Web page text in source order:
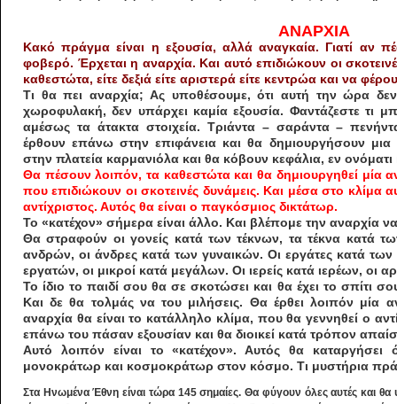
ΑΝΑΡΧΙΑ
Κακό πράγμα είναι η εξουσία, αλλά αναγκαία. Γιατί αν
φοβερό. Έρχεται η αναρχία. Και αυτό επιδιώκουν οι
καθεστώτα, είτε δεξιά είτε αριστερά είτε κεντρώα και να
Τι θα πει αναρχία; Ας υποθέσουμε, ότι αυτή την ώρα
χωροφυλακή, δεν υπάρχει καμία εξουσία. Φαντάζεστε τι
αμέσως τα άτακτα στοιχεία. Τριάντα – σαράντα –
έρθουν επάνω στην επιφάνεια και θα δημιουργήσουν
στην πλατεία καρμανιόλα και θα κόβουν κεφάλια, εν
Θα πέσουνλοιπόν,τα καθεστώτα και θα δημιουργηθεί μία
που επιδιώκουν οι σκοτεινές δυνάμεις. Και μέσα στο κλίμα
αντίχριστος. Αυτός θα είναι ο παγκόσμιος δικτάτωρ.
Το «κατέχον» σήμερα είναι άλλο. Και βλέπομε την αναρχία να
Θα στραφούν οι γονείς κατά των τέκνων, τα τέκνα κατά
ανδρών, οι άνδρες κατά των γυναικών. Οι εργάτες κατά
εργατών, οι μικροί κατά μεγάλων. Οι ιερείς κατά ιερέων, οι
Το ίδιο το παιδί σου θα σε σκοτώσει και θα έχει το σπίτι
Και δε θα τολμάς να του μιλήσεις. Θα έρθει λοιπόν μία
αναρχία θα είναι το κατάλληλο κλίμα, που θα γεννηθεί ο
επάνω του πάσαν εξουσίαν και θα διοικεί κατά τρόπον
Αυτό λοιπόν είναι το «κατέχον». Αυτός θα καταργήσει
μονοκράτωρ και κοσμοκράτωρ στον κόσμο. Τι μυστήρια
Στα Ηνωμένα Έθνη είναι τώρα 145 σημαίες. Θα φύγουν όλες αυτές και θα